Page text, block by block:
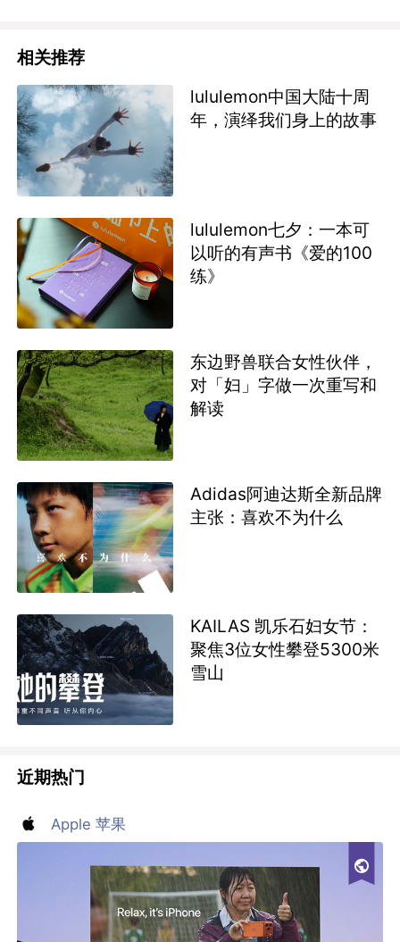
相关推荐
lululemon中国大陆十周
年，演绎我们身上的故事
lululemon七夕：一本可
以听的有声书《爱的100
练》
东边野兽联合女性伙伴，
对「妇」字做一次重写和
解读
Adidas阿迪达斯全新品牌
主张：喜欢不为什么
KAILAS 凯乐石妇女节：
聚焦3位女性攀登5300米
雪山
近期热门
Apple 苹果